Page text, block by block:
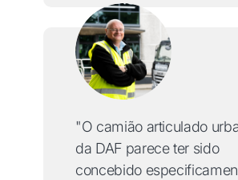
"O camião articulado
da DAF parece ter sido
concebido